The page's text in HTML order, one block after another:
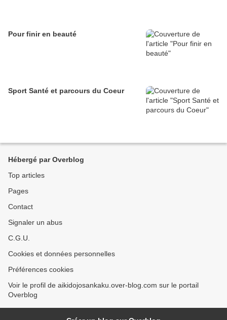
Pour finir en beauté
Sport Santé et parcours du Coeur
Hébergé par Overblog
Top articles
Pages
Contact
Signaler un abus
C.G.U.
Cookies et données personnelles
Préférences cookies
Voir le profil de aikidojosankaku.over-blog.com sur le portail
Overblog